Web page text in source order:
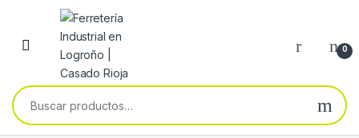
Skip to navigation
Skip to content
0
Buscar por: